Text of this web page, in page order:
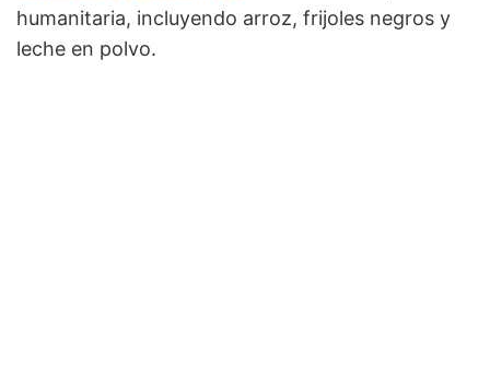
humanitaria, incluyendo arroz, frijoles negros y
leche en polvo.